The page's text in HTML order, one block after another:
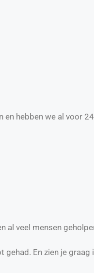
en hebben we al voor
al veel mensen
En zien je